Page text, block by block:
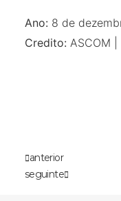
Ano: 8 de
Credito: ASCOM
anterior
seguinte